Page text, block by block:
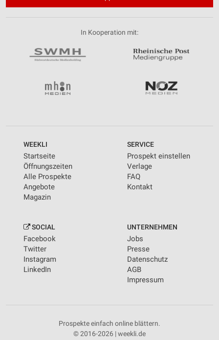
In Kooperation mit:
WEEKLI
Startseite
Öffnungszeiten
Alle Prospekte
Angebote
Magazin
SERVICE
Prospekt einstellen
Verlage
FAQ
Kontakt
SOCIAL
Facebook
Twitter
Instagram
LinkedIn
UNTERNEHMEN
Jobs
Presse
Datenschutz
AGB
Impressum
Prospekte einfach online blättern.
© 2016-2026 | weekli.de